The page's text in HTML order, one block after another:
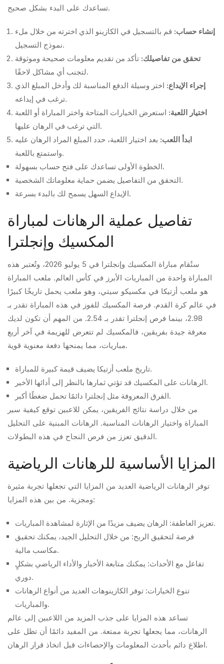
تساعدك على البدء بشكل صحيح.
إنشاء حساب: قم بالتسجيل في الكازينو الذي اخترته من خلال ملء
نموذج التسجيل.
تحقق من تفاصيلك: تأكد من تقديم معلومات صحيحة وموثوقة
لتجنب أي مشاكل لاحقًا.
إجراء الإيداع: اختر وسيلة الدفع المناسبة لك وأدخل المبلغ الذي
ترغب في إيداعه.
اختيار اللعبة: استعرض الخيارات المتاحة واختر المباراة أو اللعبة
التي ترغب في الرهان عليها.
ابدأ اللعب: بعد اختيار اللعبة، حدد المبلغ المراد الرهان عليه
واستمتع باللعبة.
الخطوة الأولى تساعدك على فتح حساب بسهولة.
التحقق من التفاصيل يضمن حماية معلوماتك الشخصية.
الإيداع السهل يسمح لك بالبدء بسرعة.
تفاصيل عملية الرهانات لمباراة
المكسيك وإنجلترا
ستُقام مباراة المكسيك وإنجلترا في 5 يوليو 2026، وتُعتبر هذه
المباراة واحدة من المباريات الأبرز في كأس العالم. ملعب المباراة
هو ملعب أزتيكا في مكسيكو سيتي، وهو ملعب يحمل تاريخًا كبيرًا
في عالم كرة القدم. فرصة المكسيك للفوز في هذه المباراة تقدر بـ
2.98، بينما فرص إنجلترا تقدر بـ 2.54. من المهم أن تكون لديك
معرفة جيدة بفريقين، فالمكسيك لم تتعرض للهزيمة في آخر أربع
مباريات، مما يمنحها دفعة معنوية قوية.
تاريخ ملعب أزتيكا يضيف قيمة كبيرة للمباراة.
الرهانات على المكسيك قد تؤتي ثمارها بالنظر إلى أدائها الأخير.
الفرق المعروفة مثل إنجلترا دائمًا تحمل ضغطًا أكبر.
من خلال دراسة نتائج الفريقين، يمكن للاعبين توقع كيفية سير
المباراة واختيار الرهانات المناسبة. الرهانات المبنية على التحليل
الدقيق تعزز من فرص النجاح في هذه البطولات.
المزايا الأساسية للرهانات الرياضية
توفر الرهانات الرياضية العديد من المزايا التي تجعلها تجربة مثيرة
ومجزية. من بين هذه المزايا:
تعزيز العاطفة: الرهان يضيف مزيدًا من الإثارة لمشاهدة المباريات.
فرصة لتحقيق الربح: من خلال التحليل الجيد، يمكنك تحقيق
مكاسب مالية.
تفاعل مع الأحداث: يمكنك متابعة الأخبار والأداء الرياضي بشكلٍ
دوري.
تنوع الخيارات: توفر الكازينوهات العديد من أنواع الرهانات
والمباريات.
تساعد هذه المزايا على جذب المزيد من اللاعبين إلى عالم
الرهانات، مما يجعلها تجربة ممتعة. من المفيد دائمًا أن تظل على
اطلاع دائم بأحدث المعلومات والإحصاءات قبل اتخاذ قرار الرهان.